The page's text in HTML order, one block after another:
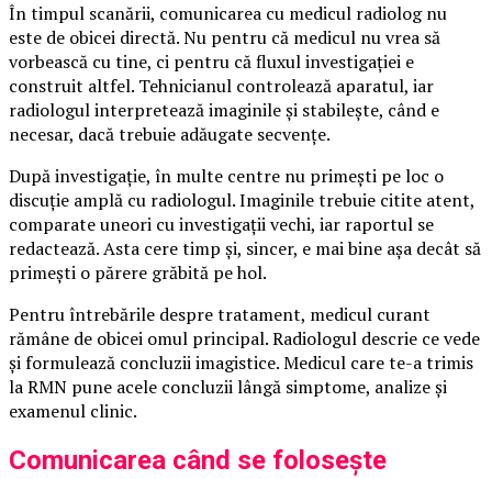
În timpul scanării, comunicarea cu medicul radiolog nu
este de obicei directă. Nu pentru că medicul nu vrea să
vorbească cu tine, ci pentru că fluxul investigației e
construit altfel. Tehnicianul controlează aparatul, iar
radiologul interpretează imaginile și stabilește, când e
necesar, dacă trebuie adăugate secvențe.
După investigație, în multe centre nu primești pe loc o
discuție amplă cu radiologul. Imaginile trebuie citite atent,
comparate uneori cu investigații vechi, iar raportul se
redactează. Asta cere timp și, sincer, e mai bine așa decât să
primești o părere grăbită pe hol.
Pentru întrebările despre tratament, medicul curant
rămâne de obicei omul principal. Radiologul descrie ce vede
și formulează concluzii imagistice. Medicul care te-a trimis
la RMN pune acele concluzii lângă simptome, analize și
examenul clinic.
Comunicarea când se folosește